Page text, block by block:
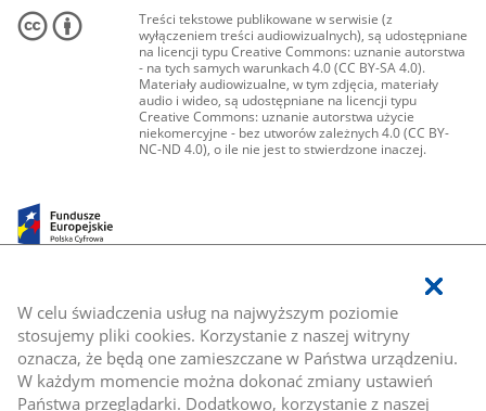
W celu świadczenia usług na najwyższym poziomie
stosujemy pliki cookies. Korzystanie z naszej witryny
oznacza, że będą one zamieszczane w Państwa urządzeniu.
W każdym momencie można dokonać zmiany ustawień
Państwa przeglądarki. Dodatkowo, korzystanie z naszej
Treści tekstowe publikowane w serwisie (z
wyłączeniem treści audiowizualnych), są udostępniane
na licencji typu Creative Commons: uznanie autorstwa
- na tych samych warunkach 4.0 (CC BY-SA 4.0).
Materiały audiowizualne, w tym zdjęcia, materiały
audio i wideo, są udostępniane na licencji typu
Creative Commons: uznanie autorstwa użycie
niekomercyjne - bez utworów zależnych 4.0 (CC BY-
NC-ND 4.0), o ile nie jest to stwierdzone inaczej.